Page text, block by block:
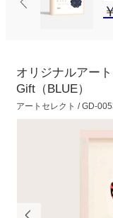
オリジナルアー
Gift（BLUE）
アートセレクト / GD-